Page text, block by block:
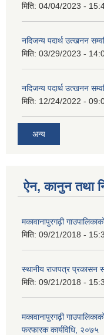
मिति: 04/04/2023 -
नदिजन्य पदार्थ उत्खनन
मिति: 03/29/2023 -
नदिजन्य पदार्थ उत्खनन
मिति: 12/24/2022 -
अन्य
ऐन, कानुन तथा
मकावानापुरगढ़ी
मिति: 09/21/2018 -
स्थानीय राजपत्र प्रकासन
मिति: 09/21/2018 -
मकावानापुरगढ़ी
फरफारक कार्यविधि, २०७५